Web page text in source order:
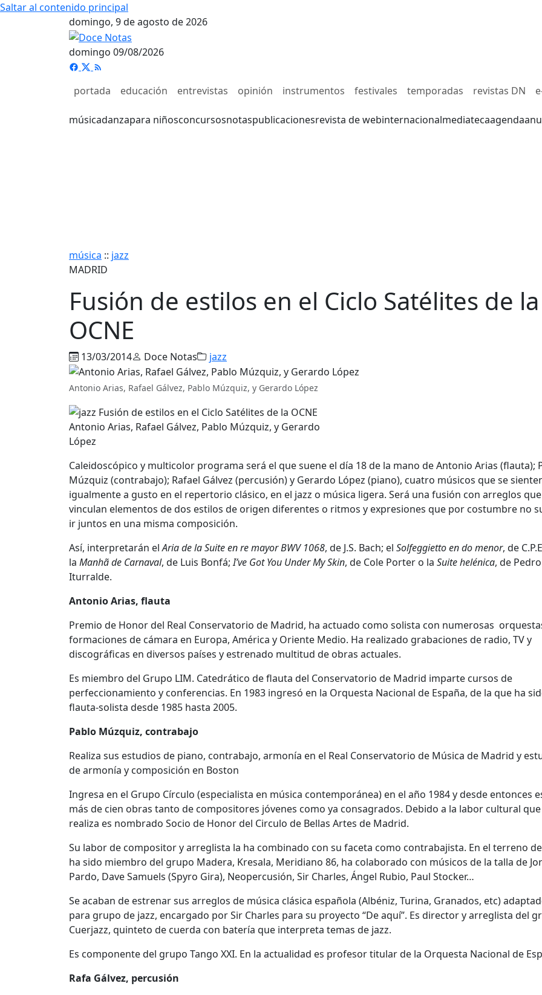
Saltar al contenido principal
domingo, 9 de agosto de 2026
domingo 09/08/2026
portada educación entrevistas opinión instrumentos festivales temporadas revistas DN
músicadanzapara niñosconcursosnotaspublicacionesrevista de webinternacionalmediatecaagenda
música :: jazz
MADRID
Fusión de estilos en el Ciclo Satélites de la
OCNE
13/03/2014 Doce Notas jazz
Antonio Arias, Rafael Gálvez, Pablo Múzquiz, y Gerardo López
Antonio Arias, Rafael Gálvez, Pablo Múzquiz, y Gerardo
López
Caleidoscópico y multicolor programa será el que suene el día 18 de la mano de Antonio Arias (flauta);
Múzquiz (contrabajo); Rafael Gálvez (percusión) y Gerardo López (piano), cuatro músicos que se
igualmente a gusto en el repertorio clásico, en el jazz o música ligera. Será una fusión con arreglos que
vinculan elementos de dos estilos de origen diferentes o ritmos y expresiones que por costumbre no
ir juntos en una misma composición.
Así, interpretarán elAria de la Suite en re mayor BWV 1068, de J.S. Bach; el Solfeggietto en do menor, de
la Manhã de Carnaval, de Luis Bonfá;I’ve Got You Under My Skin, de Cole Porter o la Suite helénica, de Pedro
Iturralde.
Antonio Arias, flauta
Premio de Honor del Real Conservatorio de Madrid, ha actuado como solista con numerosas
formaciones de cámara en Europa, América y Oriente Medio. Ha realizado grabaciones de radio, TV y
discográficas en diversos países y estrenado multitud de obras actuales.
Es miembro del Grupo LIM. Catedrático de flauta del Conservatorio de Madrid imparte cursos de
perfeccionamiento y conferencias. En 1983 ingresó en la Orquesta Nacional de España, de la que ha
flauta-solista desde 1985 hasta 2005.
Pablo Múzquiz, contrabajo
Realiza sus estudios de piano, contrabajo, armonía en el Real Conservatorio de Música de Madrid y
de armonía y composición en Boston
Ingresa en el Grupo Círculo (especialista en música contemporánea) en el año 1984 y desde entonces
más de cien obras tanto de compositores jóvenes como ya consagrados. Debido a la labor cultural que
realiza es nombrado Socio de Honor del Circulo de Bellas Artes de Madrid.
Su labor de compositor y arreglista la ha combinado con su faceta como contrabajista. En el terreno
ha sido miembro del grupo Madera, Kresala, Meridiano 86, ha colaborado con músicos de la talla de
Pardo, Dave Samuels (Spyro Gira), Neopercusión, Sir Charles, Ángel Rubio, Paul Stocker…
Se acaban de estrenar sus arreglos de música clásica española (Albéniz, Turina, Granados, etc)
para grupo de jazz, encargado por Sir Charles para su proyecto “De aquí”. Es director y arreglista del
Cuerjazz, quinteto de cuerda con batería que interpreta temas de jazz.
Es componente del grupo Tango XXI. En la actualidad es profesor titular de la Orquesta Nacional de
Rafa Gálvez, percusión